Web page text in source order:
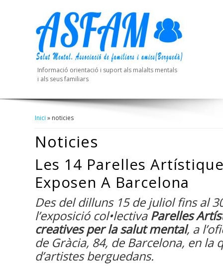
Informació orientació i suport als malalts mentals
i als seus familiars
Inici » noticies
Noticies
Les 14 Parelles
Exposen A Barcelona
Des del dilluns 15 de juliol fins al
l’exposició col•lectiva Parelles
creatives per la salut mental, a
de Gràcia, 84, de Barcelona, en
d’artistes berguedans.